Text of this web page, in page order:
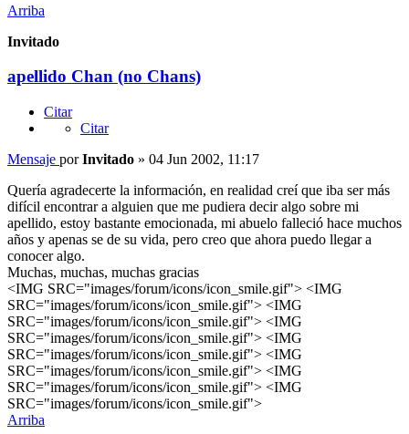
Arriba
Invitado
apellido Chan (no Chans)
Citar
Citar
Mensaje porInvitado » 04 Jun 2002, 11:17
Quería agradecerte la información, en realidad creí que iba ser más
difícil encontrar a alguien que me pudiera decir algo sobre mi
apellido, estoy bastante emocionada, mi abuelo falleció hace muchos
años y apenas se de su vida, pero creo que ahora puedo llegar a
conocer algo.
Muchas, muchas, muchas gracias
<IMG SRC="images/forum/icons/icon_smile.gif"> <IMG
SRC="images/forum/icons/icon_smile.gif"> <IMG
SRC="images/forum/icons/icon_smile.gif"> <IMG
SRC="images/forum/icons/icon_smile.gif"> <IMG
SRC="images/forum/icons/icon_smile.gif"> <IMG
SRC="images/forum/icons/icon_smile.gif"> <IMG
SRC="images/forum/icons/icon_smile.gif"> <IMG
SRC="images/forum/icons/icon_smile.gif">
Arriba